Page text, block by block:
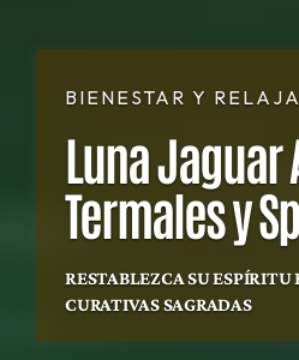
BIENESTAR Y
Luna Jaguar
Termales y
RESTABLEZCA SU ESPÍRITU
CURATIVAS SAGRADAS